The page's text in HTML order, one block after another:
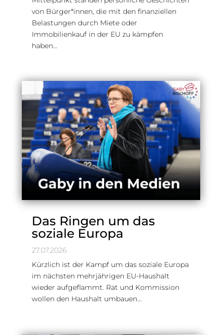
von Bürger*innen, die mit den finanziellen
Belastungen durch Miete oder
Immobilienkauf in der EU zu kämpfen
haben…
Das Ringen um das
soziale Europa
27.07.2026
Kürzlich ist der Kampf um das soziale Europa
im nächsten mehrjährigen EU-Haushalt
wieder aufgeflammt. Rat und Kommission
wollen den Haushalt umbauen…